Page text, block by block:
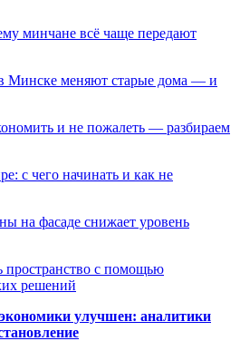
минчане всё чаще передают
Минске меняют старые дома — и
и не пожалеть — разбираем
с чего начинать и как не
на фасаде снижает уровень
пространство с помощью
решений
улучшен: аналитики